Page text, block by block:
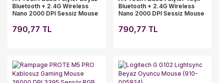
Bluetooth + 2.4G Wireless
Nano 2000 DPI Sessiz Mouse
790,77 TL
Bluetooth + 2.4G Wireless
Nano 2000 DPI Sessiz Mouse
790,77 TL